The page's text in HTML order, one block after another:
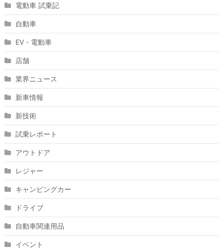
電動車 試乗記
自動車
EV・電動車
店舗
業界ニュース
新車情報
新技術
試乗レポート
アウトドア
レジャー
キャンピングカー
ドライブ
自動車関連用品
イベント